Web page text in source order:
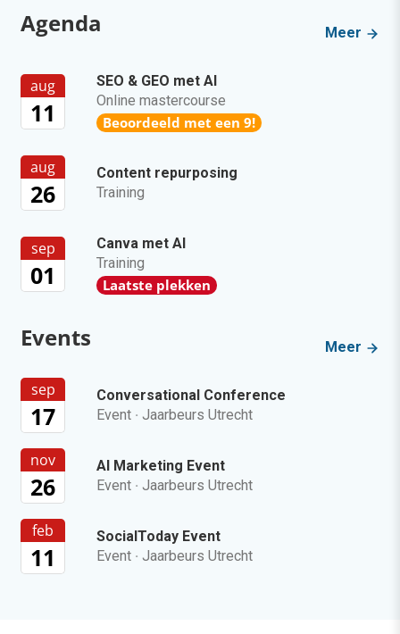
Agenda Meer
aug
11
SEO & GEO met AI
Online mastercourse
Beoordeeld met een 9!
aug
26
Content repurposing
Training
sep
01
Canva met AI
Training
Laatste plekken
Events Meer
sep
17
Conversational Conference
Event · Jaarbeurs Utrecht
nov
26
AI Marketing Event
Event · Jaarbeurs Utrecht
feb
11
SocialToday Event
Event · Jaarbeurs Utrecht